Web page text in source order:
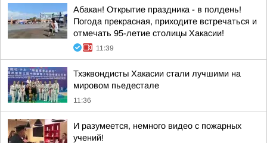
Абакан! Открытие праздника - в полдень!
Погода прекрасная, приходите встречаться и
отмечать 95-летие столицы Хакасии!
11:39
Тхэквондисты Хакасии стали лучшими на
мировом пьедестале
11:36
И разумеется, немного видео с пожарных
учений!